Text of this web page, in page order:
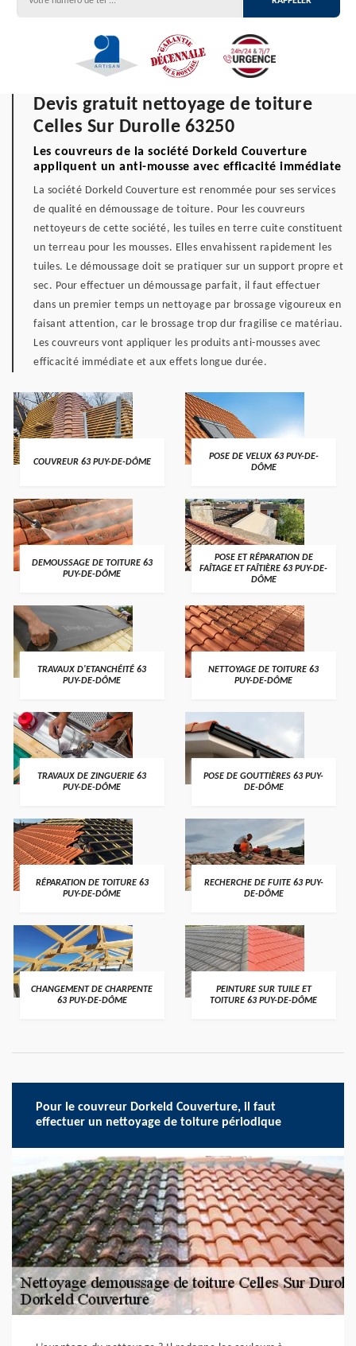
Devis gratuit nettoyage de toiture
Celles Sur Durolle 63250
Les couvreurs de la société Dorkeld Couverture
appliquent un anti-mousse avec efficacité immédiate
La société Dorkeld Couverture est renommée pour ses services
de qualité en démoussage de toiture. Pour les couvreurs
nettoyeurs de cette société, les tuiles en terre cuite constituent
un terreau pour les mousses. Elles envahissent rapidement les
tuiles. Le démoussage doit se pratiquer sur un support propre et
sec. Pour effectuer un démoussage parfait, il faut effectuer
dans un premier temps un nettoyage par brossage vigoureux en
faisant attention, car le brossage trop dur fragilise ce matériau.
Les couvreurs vont appliquer les produits anti-mousses avec
efficacité immédiate et aux effets longue durée.
COUVREUR 63 PUY-DE-DÔME
POSE DE VELUX 63 PUY-DE-
DÔME
DEMOUSSAGE DE TOITURE 63
PUY-DE-DÔME
POSE ET RÉPARATION DE
FAÎTAGE ET FAÎTIÈRE 63 PUY-DE-
DÔME
TRAVAUX D'ETANCHÉITÉ 63
PUY-DE-DÔME
NETTOYAGE DE TOITURE 63
PUY-DE-DÔME
TRAVAUX DE ZINGUERIE 63
PUY-DE-DÔME
POSE DE GOUTTIÈRES 63 PUY-
DE-DÔME
RÉPARATION DE TOITURE 63
PUY-DE-DÔME
RECHERCHE DE FUITE 63 PUY-
DE-DÔME
CHANGEMENT DE CHARPENTE
63 PUY-DE-DÔME
PEINTURE SUR TUILE ET
TOITURE 63 PUY-DE-DÔME
Pour le couvreur Dorkeld Couverture, il faut
effectuer un nettoyage de toiture périodique